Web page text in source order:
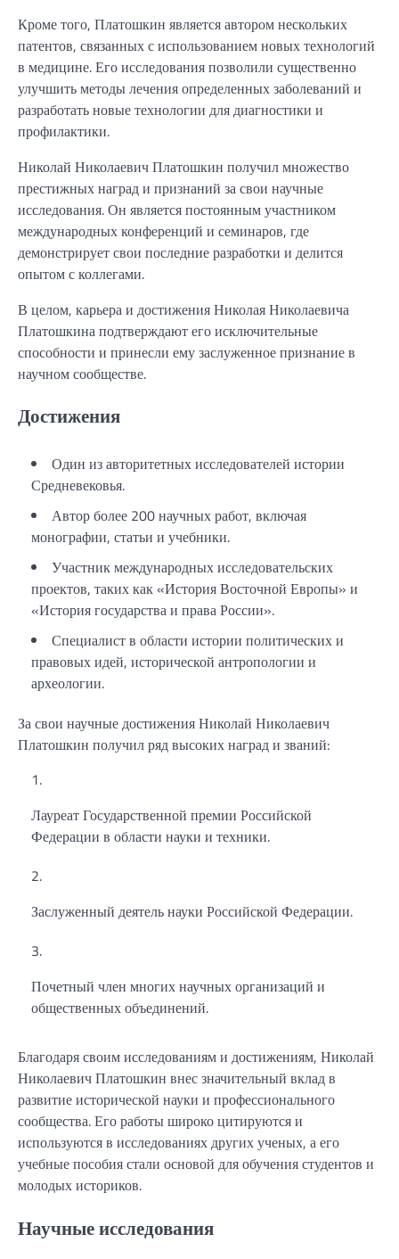
Кроме того, Платошкин является автором нескольких
патентов, связанных с использованием новых технологий
в медицине. Его исследования позволили существенно
улучшить методы лечения определенных заболеваний и
разработать новые технологии для диагностики и
профилактики.
Николай Николаевич Платошкин получил множество
престижных наград и признаний за свои научные
исследования. Он является постоянным участником
международных конференций и семинаров, где
демонстрирует свои последние разработки и делится
опытом с коллегами.
В целом, карьера и достижения Николая Николаевича
Платошкина подтверждают его исключительные
способности и принесли ему заслуженное признание в
научном сообществе.
Достижения
Один из авторитетных исследователей истории
Средневековья.
Автор более 200 научных работ, включая
монографии, статьи и учебники.
Участник международных исследовательских
проектов, таких как «История Восточной Европы» и
«История государства и права России».
Специалист в области истории политических и
правовых идей, исторической антропологии и
археологии.
За свои научные достижения Николай Николаевич
Платошкин получил ряд высоких наград и званий:
Лауреат Государственной премии Российской
Федерации в области науки и техники.
Заслуженный деятель науки Российской Федерации.
Почетный член многих научных организаций и
общественных объединений.
Благодаря своим исследованиям и достижениям, Николай
Николаевич Платошкин внес значительный вклад в
развитие исторической науки и профессионального
сообщества. Его работы широко цитируются и
используются в исследованиях других ученых, а его
учебные пособия стали основой для обучения студентов и
молодых историков.
Научные исследования